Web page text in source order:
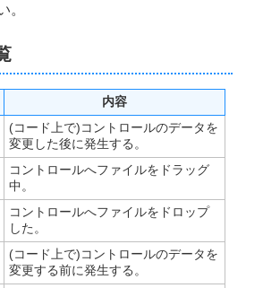
。
内容
(コード上で)コントロールのデータを
変更した後に発生する。
コントロールへファイルをドラッグ
中。
コントロールへファイルをドロップ
した。
(コード上で)コントロールのデータを
変更する前に発生する。